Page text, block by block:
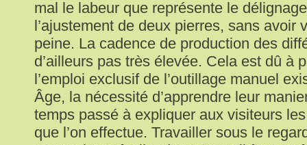
mal le labeur que représente le
l’ajustement de deux pierres, sans avoir
peine. La cadence de production des
d’ailleurs pas très élevée. Cela est dû à
l’emploi exclusif de l’outillage manuel
Âge, la nécessité d’apprendre leur
temps passé à expliquer aux visiteurs
que l’on effectue. Travailler sous le